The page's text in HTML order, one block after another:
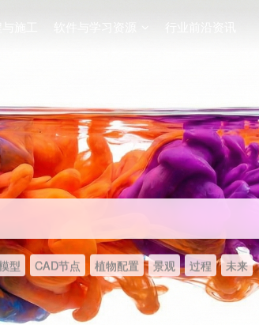
施工 软件与学习资源 行业前沿资讯
型 CAD节点 植物配置 景观 过程 未来